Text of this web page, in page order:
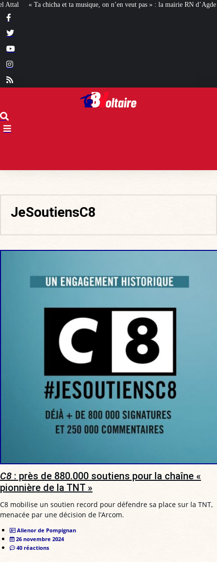
musique, on n’en veut pas » : la mairie RN d’Agde face à la meute «
JeSoutiensC8
C8 : près de 880.000 soutiens pour la chaîne «
pionnière de la TNT »
C8 mobilise un soutien record pour défendre sa place sur la TNT,
menacée par une décision de l’Arcom.
Alienor de Pompignan
26 novembre 2024
40 réactions